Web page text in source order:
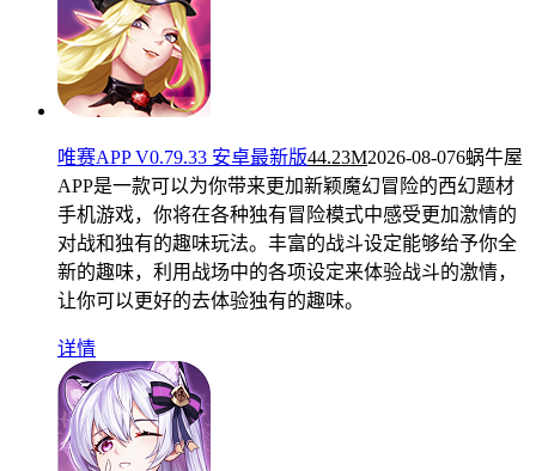
唯赛APP V0.79.33 安卓最新版44.23M2026-08-076蜗牛屋
APP是一款可以为你带来更加新颖魔幻冒险的西幻题材
手机游戏，你将在各种独有冒险模式中感受更加激情的
对战和独有的趣味玩法。丰富的战斗设定能够给予你全
新的趣味，利用战场中的各项设定来体验战斗的激情，
让你可以更好的去体验独有的趣味。
详情